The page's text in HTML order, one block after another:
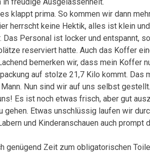
klappt prima. So kommen wir dann
herrscht keine Hektik, alles ist klein
Personal ist locker und entspannt,
reserviert hatte. Auch das Koffer
bemerken wir, dass mein Koffer
auf stolze 21,7 Kilo kommt. Das
Nun sind wir auf uns selbst
Es ist noch etwas frisch, aber gut
Etwas unschlüssig laufen wir
und Kinderanschauen auch prompt
Zeit zum obligatorischen